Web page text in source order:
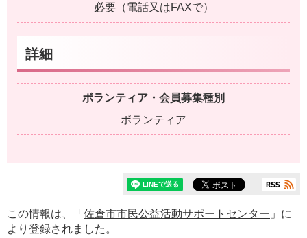
必要（電話又はFAXで）
詳細
ボランティア・会員募集種別
ボランティア
この情報は、「 佐倉市市民公益活動サポートセンター 」に
より登録されました。